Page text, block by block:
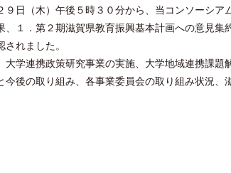
９日（木）午後５時３０分から、当コンソーシ
、１．第２期滋賀県教育振興基本計画への意見
されました。
学連携政策研究事業の実施、大学地域連携課題
今後の取り組み、各事業委員会の取り組み状況、